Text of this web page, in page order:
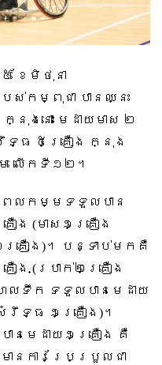
ខែមិថុនា
ស់កម្ពុជា បានឈ្នះ
ងនោះ មេដាយមាស ២
ទ្ធ ៥គ្រឿង ក្នុង
ម លើកទី១២។
ពលកម្មទទួលបាន
ឿង (មាស១គ្រឿង
រឿង )។ បន្ទាប់មកគឺ
ឿង( ប្រាក់២គ្រឿង
ែលទឹក ទទួលបានមេដាយ
រឹទ្ធ ១គ្រឿង )។
បានមេដាយ១គ្រឿង គឺ
ានការប្រែប្រួលជា